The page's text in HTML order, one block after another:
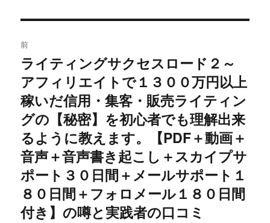
稿
ナ
ビ
ゲ
ー
シ
ョ
前
過
去
の
投
稿:
ライティングサクセスロード２～
アフィリエイトで１３００万円以上
稼いだ信用・集客・販売ライティン
グの【秘密】を初心者でも理解出来
るように教えます。【PDF＋動画＋
音声＋音声書き起こし＋スカイプサ
ポート３０日間＋メールサポート１
８０日間＋フォロメール１８０日間
付き】の噂と実践者の口コミ